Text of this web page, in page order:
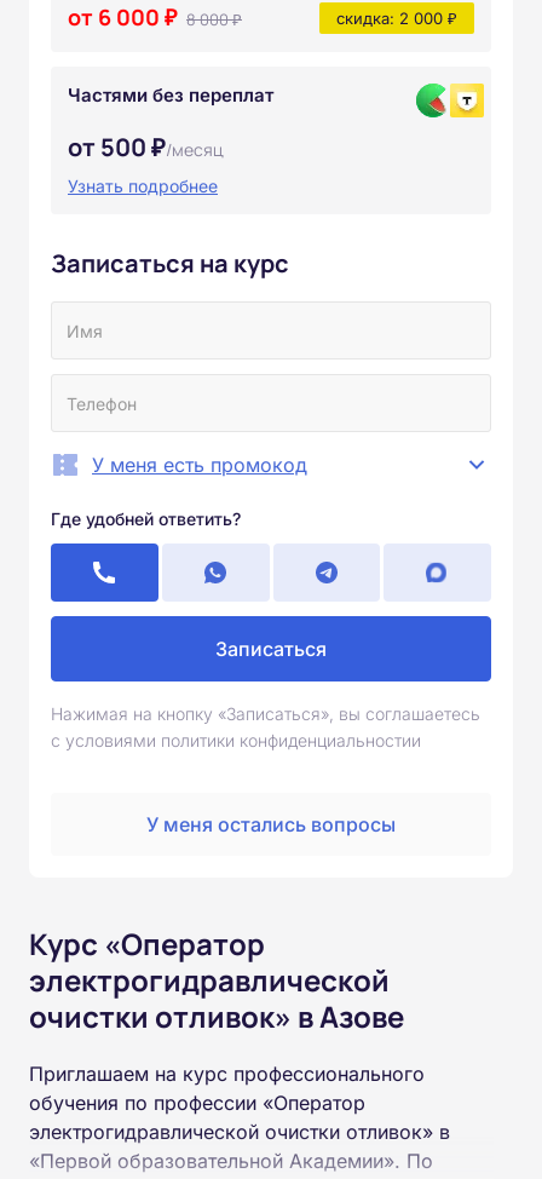
от 6 000 ₽ 8 000 ₽ скидка: 2 000 ₽
Частями без переплат
от 500 ₽/месяц
Узнать подробнее
Записаться на курс
У меня есть промокод
Где удобней ответить?
Записаться
Нажимая на кнопку «Записаться», вы соглашаетесь
с условиями политики конфиденциальностии
У меня остались вопросы
Курс «Оператор
электрогидравлической
очистки отливок» в Азове
Приглашаем на курс профессионального
обучения по профессии «Оператор
электрогидравлической очистки отливок» в
«Первой образовательной Академии». По